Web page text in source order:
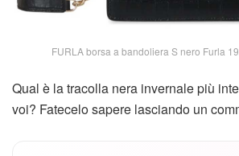
FURLA borsa a bandoliera S nero Furla
Qual è la tracolla nera invernale più
voi? Fatecelo sapere lasciando un